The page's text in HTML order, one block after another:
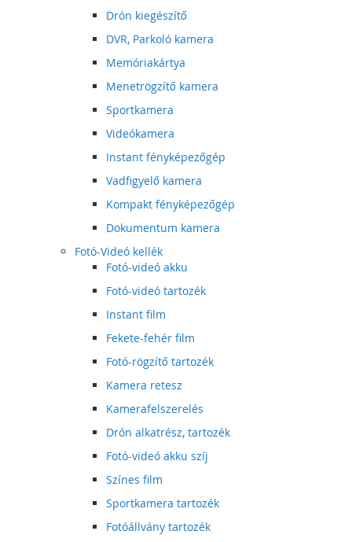
Drón kiegészítő
DVR, Parkoló kamera
Memóriakártya
Menetrögzítő kamera
Sportkamera
Videókamera
Instant fényképezőgép
Vadfigyelő kamera
Kompakt fényképezőgép
Dokumentum kamera
Fotó-Videó kellék
Fotó-videó akku
Fotó-videó tartozék
Instant film
Fekete-fehér film
Fotó-rögzítő tartozék
Kamera retesz
Kamerafelszerelés
Drón alkatrész, tartozék
Fotó-videó akku szíj
Színes film
Sportkamera tartozék
Fotóállvány tartozék